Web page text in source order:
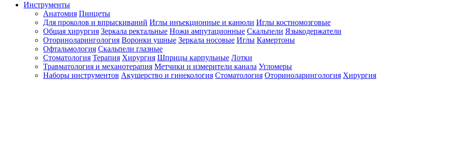
Инструменты
Анатомия Пинцеты
Для проколов и впрыскиваний Иглы инъекционные и канюли Иглы костномозговые
Общая хирургия Зеркала ректальные Ножи ампутационные Скальпели Языкодержатели
Оториноларингология Воронки ушные Зеркала носовые Иглы Камертоны
Офтальмология Скальпели глазные
Стоматология Терапия Хирургия Шприцы карпульные Лотки
Травматология и механотерапия Метчики и измерители канала Угломеры
Наборы инструментов Акушерство и гинекология Стоматология Оториноларингология Хирургия